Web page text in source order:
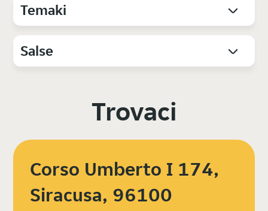
Temaki
Salse
Trovaci
Corso Umberto I 174,
Siracusa, 96100